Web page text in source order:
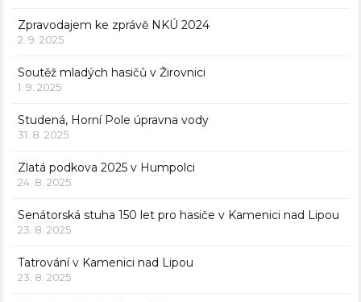
Zpravodajem ke zprávě NKÚ 2024
2. 9. 2025
Soutěž mladých hasičů v Žirovnici
1. 9. 2025
Studená, Horní Pole úpravna vody
31. 8. 2025
Zlatá podkova 2025 v Humpolci
24. 8. 2025
Senátorská stuha 150 let pro hasiče v Kamenici nad Lipou
23. 8. 2025
Tatrování v Kamenici nad Lipou
23. 8. 2025